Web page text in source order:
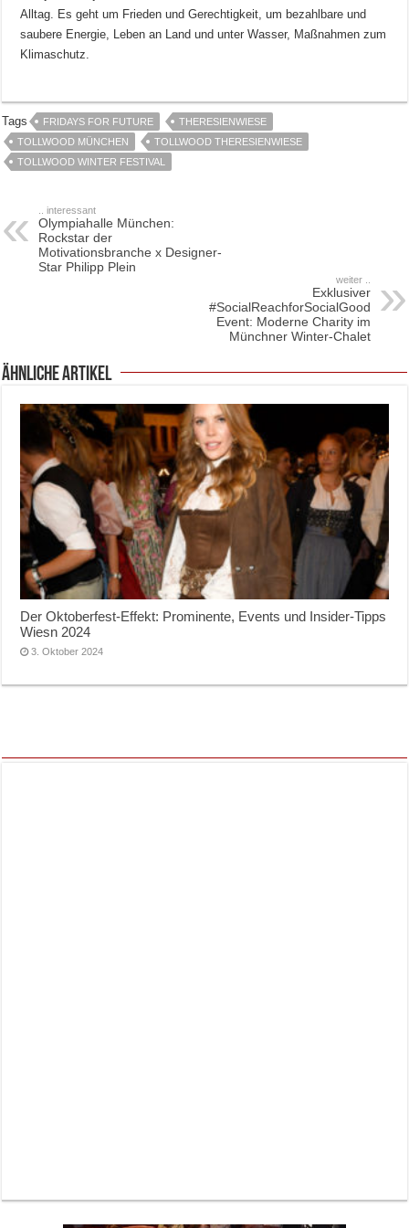
Alltag. Es geht um Frieden und Gerechtigkeit, um bezahlbare und
saubere Energie, Leben an Land und unter Wasser, Maßnahmen zum
Klimaschutz.
Tags FRIDAYS FOR FUTURE
THERESIENWIESE
TOLLWOOD MÜNCHEN
TOLLWOOD THERESIENWIESE
TOLLWOOD WINTER FESTIVAL
.. interessant
Olympiahalle München:
Rockstar der
Motivationsbranche x Designer-
Star Philipp Plein
weiter ..
Exklusiver
#SocialReachforSocialGood
Event: Moderne Charity im
Münchner Winter-Chalet
ähnliche Artikel
Der Oktoberfest-Effekt: Prominente, Events und Insider-Tipps
Wiesn 2024
3. Oktober 2024